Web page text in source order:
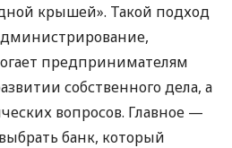
крышей». Такой подход
предпринимателям
собственного дела, а
вопросов. Главное —
банк, который